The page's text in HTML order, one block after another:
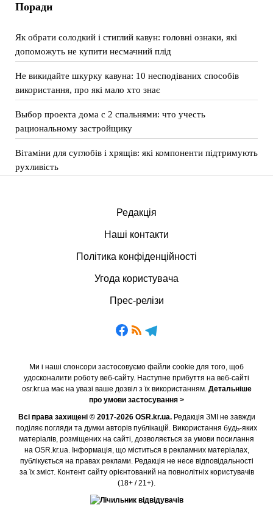
Поради
Як обрати солодкий і стиглий кавун: головні ознаки, які
допоможуть не купити несмачний плід
Не викидайте шкурку кавуна: 10 несподіваних способів
використання, про які мало хто знає
Выбор проекта дома с 2 спальнями: что учесть
рациональному застройщику
Вітаміни для суглобів і хрящів: які компоненти підтримують
рухливість
Редакція
Наші контакти
Політика конфіденційності
Угода користувача
Прес-релізи
Ми і наші спонсори застосовуємо файли cookie для того, щоб
удосконалити роботу веб-сайту. Наступне прибуття на веб-сайті
osr.kr.ua має на увазі ваше дозвіл з їх використанням. Детальніше
про умови застосування >
Всі права захищені © 2017-2026 OSR.kr.ua.Редакція ЗМІ не завжди
поділяє погляди та думки авторів публікацій. Використання будь-яких
матеріалів, розміщених на сайті, дозволяється за умови посилання
на OSR.kr.ua. Інформація, що міститься в рекламних матеріалах,
публікується на правах реклами. Редакція не несе відповідальності
за їх зміст. Контент сайту орієнтований на повнолітніх користувачів
(18+ / 21+).